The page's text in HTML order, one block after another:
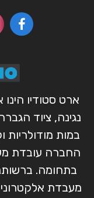
ארט סטודיו
נגינה, ציוד
במות מודולריות
מעבדת